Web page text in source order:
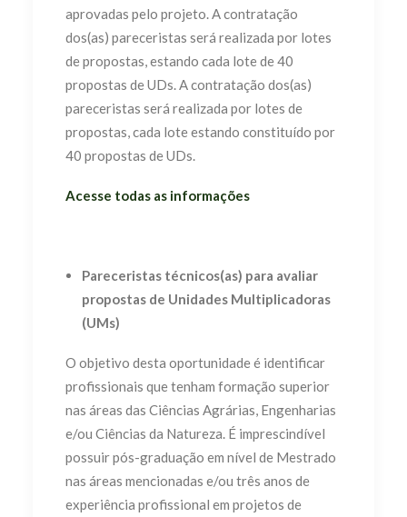
aprovadas pelo projeto. A contratação
dos(as) pareceristas será realizada por lotes
de propostas, estando cada lote de 40
propostas de UDs. A contratação dos(as)
pareceristas será realizada por lotes de
propostas, cada lote estando constituído por
40 propostas de UDs.
Acesse todas as informações
Pareceristas técnicos(as) para avaliar
propostas de Unidades Multiplicadoras
(UMs)
O objetivo desta oportunidade é identificar
profissionais que tenham formação superior
nas áreas das Ciências Agrárias, Engenharias
e/ou Ciências da Natureza. É imprescindível
possuir pós-graduação em nível de Mestrado
nas áreas mencionadas e/ou três anos de
experiência profissional em projetos de